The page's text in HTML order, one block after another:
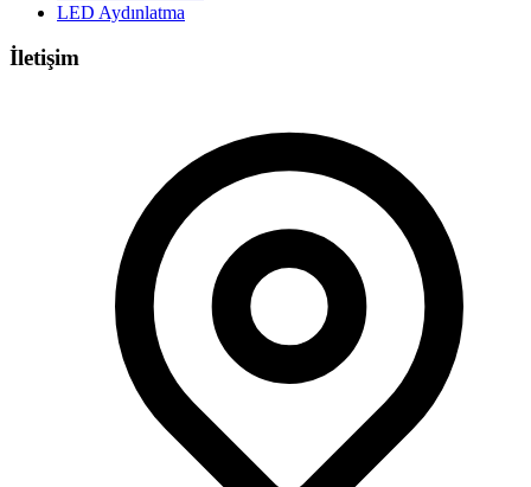
LED Aydınlatma
İletişim